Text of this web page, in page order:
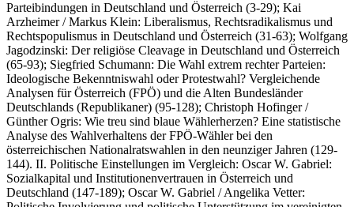
Parteibindungen in Deutschland und Österreich (3-29); Kai
Arzheimer / Markus Klein: Liberalismus, Rechtsradikalismus und
Rechtspopulismus in Deutschland und Österreich (31-63); Wolfgang
Jagodzinski: Der religiöse Cleavage in Deutschland und Österreich
(65-93); Siegfried Schumann: Die Wahl extrem rechter Parteien:
Ideologische Bekenntniswahl oder Protestwahl? Vergleichende
Analysen für Österreich (FPÖ) und die Alten Bundesländer
Deutschlands (Republikaner) (95-128); Christoph Hofinger /
Günther Ogris: Wie treu sind blaue Wählerherzen? Eine statistische
Analyse des Wahlverhaltens der FPÖ-Wähler bei den
österreichischen Nationalratswahlen in den neunziger Jahren (129-
144). II. Politische Einstellungen im Vergleich: Oscar W. Gabriel:
Sozialkapital und Institutionenvertrauen in Österreich und
Deutschland (147-189); Oscar W. Gabriel / Angelika Vetter: